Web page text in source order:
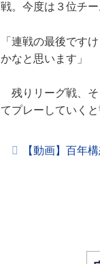
戦。今度は３位チー
「連戦の最後です
かなと思います」
残りリーグ戦、そ
てプレーしていくと
【動画】百年